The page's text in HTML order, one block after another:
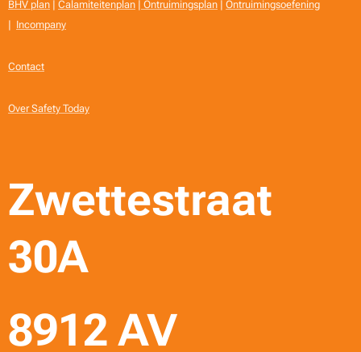
BHV plan | Calamiteitenplan | Ontruimingsplan | Ontruimingsoefening
| Incompany
Contact
Over Safety Today
Zwettestraat
30A
8912 AV